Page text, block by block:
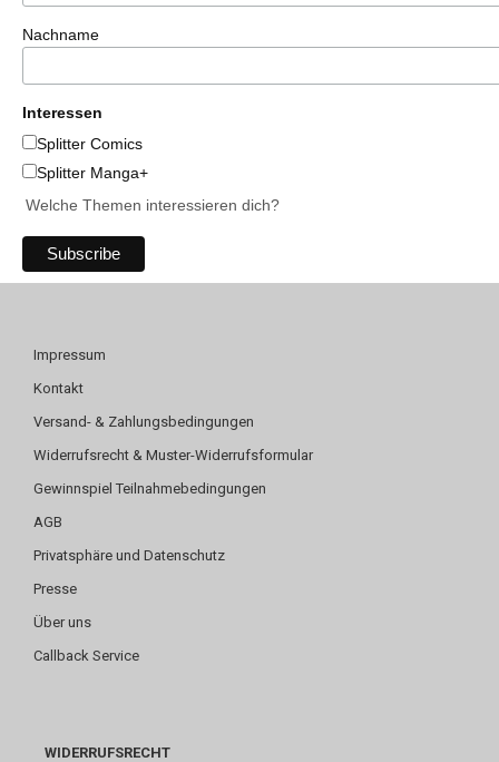
Nachname
Interessen
Splitter Comics
Splitter Manga+
Welche Themen interessieren dich?
Impressum
Kontakt
Versand- & Zahlungsbedingungen
Widerrufsrecht & Muster-Widerrufsformular
Gewinnspiel Teilnahmebedingungen
AGB
Privatsphäre und Datenschutz
Presse
Über uns
Callback Service
WIDERRUFSRECHT